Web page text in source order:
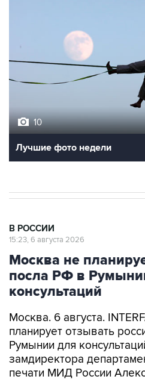
10
Лучшие фото недели
В РОССИИ
15:23, 6 августа 2026
Москва не
посла РФ в
консультаций
Москва. 6 августа.
планирует отзывать
Румынии для
замдиректора
печати МИД России